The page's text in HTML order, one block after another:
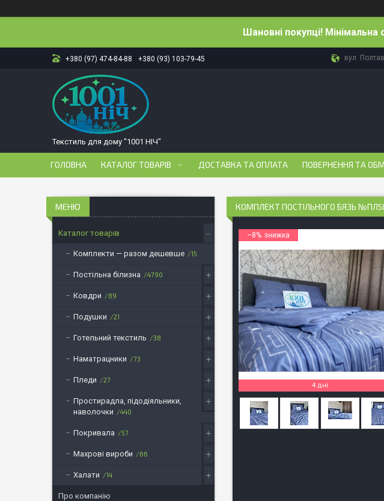
Шановні покупці!
+380 (97) 474-84-88 +380 (93) 103-79-45 вул.
Текстиль для дому "1001 НІЧ"
ГОЛОВНА КАТАЛОГ ТОВАРІВ ДОСТАВКА ТА ОПЛАТА ПОВЕРНЕННЯ ТА
КОМПЛЕКТ ПОСТІЛЬНОГО БЯЗЬ
–8%
4 дні
Каталог товарів
Комплекти — разом дешевше 15
Постільна білизна 4790
Ковдри 89
Подушки 21
Готельний текстиль 38
Наматрацники 73
Пледи 27
Простирадла, підодіяльники,
наволочки
440
Покривала 57
Махрові вироби 66
Халати 14
Про компанію